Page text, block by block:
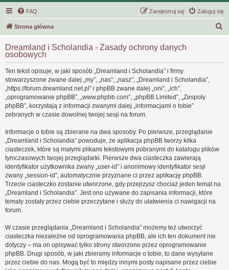
FAQ Zaloguj się
Zarejestruj się
Strona główna
k
Dreamland i Scholandia - Zasady ochrony danych
osobowych
Ten tekst opisuje, w jaki sposób „Dreamland i Scholandia” i firmy
stowarzyszone zwane dalej „my”, „nas”, „nasz”, „Dreamland i Scholandia”,
„https://forum.dreamland.net.pl” i phpBB zwane dalej „oni”, „ich”,
„oprogramowanie phpBB”, „www.phpbb.com”, „phpBB Limited”, „Zespoły
phpBB”, korzystają z informacji zwanymi dalej „informacjami o tobie”
zebranych w czasie dowolnej twojej sesji na forum.
Informacje o tobie są zbierane na dwa sposoby. Po pierwsze, przeglądanie
„Dreamland i Scholandia” powoduje, że aplikacja phpBB tworzy kilka
ciasteczek, które są małymi plikami tekstowymi pobranymi do katalogu plików
tymczasowych twojej przeglądarki. Pierwsze dwa ciasteczka zawierają
identyfikator użytkownika zwany „user-id” i anonimowy identyfikator sesji
zwany „session-id”, automatycznie przyznane ci przez aplikację phpBB.
Trzecie ciasteczko zostanie utworzone, gdy przejrzysz chociaż jeden temat na
„Dreamland i Scholandia”. Jest ono używane do zapisania informacji, które
tematy zostały przez ciebie przeczytane i służy do ułatwienia ci nawigacji na
forum.
W czasie przeglądania „Dreamland i Scholandia” możemy też utworzyć
ciasteczka niezależne od oprogramowania phpBB, ale ich ten dokument nie
dotyczy – ma on opisywać tylko strony stworzone przez oprogramowanie
phpBB. Drugi sposób, w jaki zbieramy informacje o tobie, to dane wysyłane
przez ciebie do nas. Mogą być to między innymi posty napisane przez ciebie